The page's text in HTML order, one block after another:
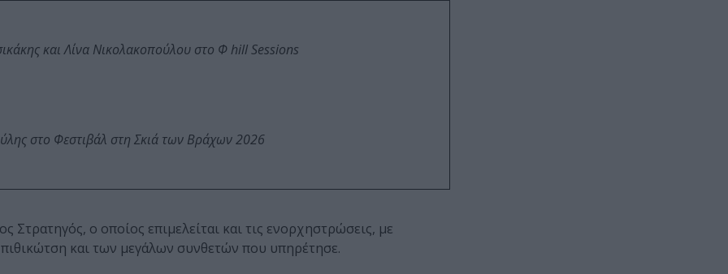
και Λίνα Νικολακοπούλου στο Φ hill Sessions
στο Φεστιβάλ στη Σκιά των Βράχων 2026
ο οποίος επιμελείται και τις ενορχηστρώσεις, με
και των μεγάλων συνθετών που υπηρέτησε.